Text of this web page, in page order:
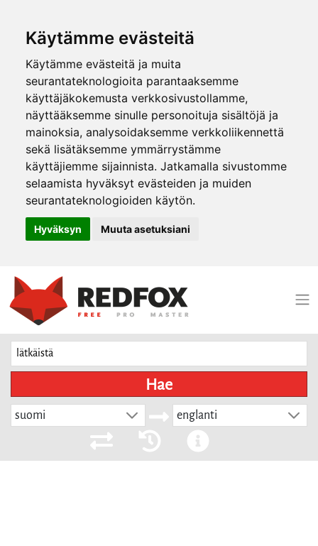
Käytämme evästeitä
Käytämme evästeitä ja muita
seurantateknologioita parantaaksemme
käyttäjäkokemusta verkkosivustollamme,
näyttääksemme sinulle personoituja sisältöjä ja
mainoksia, analysoidaksemme verkkoliikennettä
sekä lisätäksemme ymmärrystämme
käyttäjiemme sijainnista. Jatkamalla sivustomme
selaamista hyväksyt evästeiden ja muiden
seurantateknologioiden käytön.
Hyväksyn Muuta asetuksiani
Hae
suomi englanti